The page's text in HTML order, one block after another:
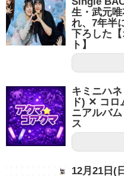
生・武元
れ、7年半
下ろした
ト】
キミニハ
ド) ✕ コロ
ニアルバ
ス
12月21日(